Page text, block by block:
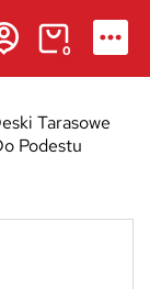
0
Tarasowe
Podestu